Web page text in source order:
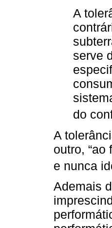
A
serve
do
A
outro,
e nunca
Ademais